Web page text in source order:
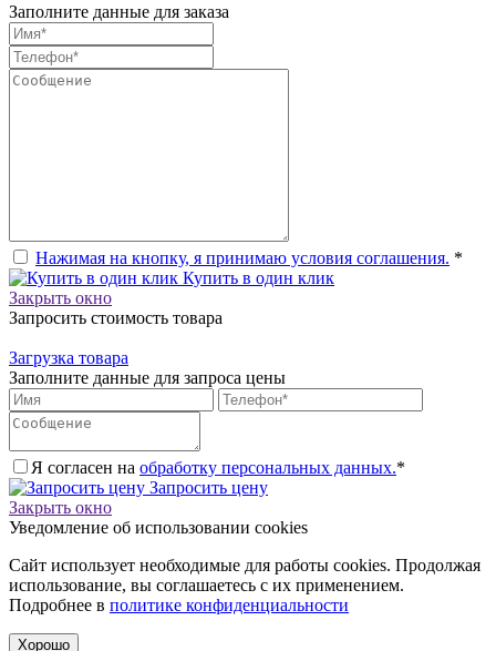
Заполните данные для заказа
Нажимая на кнопку, я принимаю условия соглашения. *
Купить в один клик
Закрыть окно
Запросить стоимость товара
Загрузка товара
Заполните данные для запроса цены
Я согласен на обработку персональных данных.*
Запросить цену
Закрыть окно
Уведомление об использовании cookies
Сайт использует необходимые для работы cookies. Продолжая
использование, вы соглашаетесь с их применением.
Подробнее в политике конфиденциальности
Хорошо